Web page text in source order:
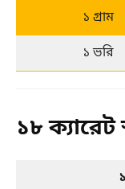
১ গ্রাম
১ ভরি
১৮ ক্যারেট